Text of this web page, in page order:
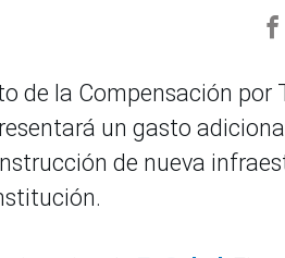
de la Compensación por
un gasto
de nueva